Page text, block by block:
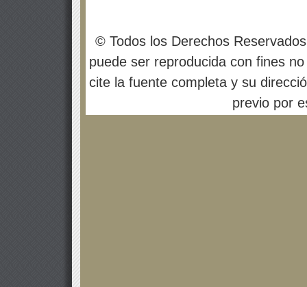
© Todos los Derechos
puede ser reproducida con fines
cite la fuente completa y su
previo por